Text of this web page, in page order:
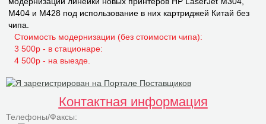
M404 и M428 под использование в них картриджей Китай без
чипа.
Стоимость модернизации (без стоимости чипа):
3 500р - в стационаре:
4 500р - на выезде.
Контактная информация
Телефоны/Факсы: